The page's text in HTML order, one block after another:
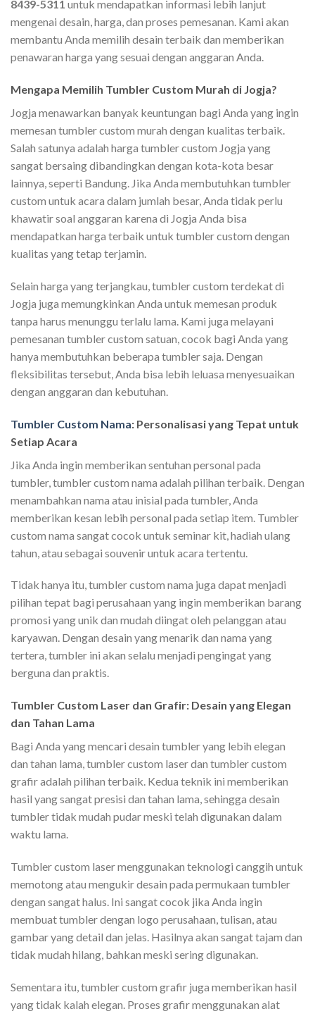
8439-5311 untuk mendapatkan informasi lebih lanjut
mengenai desain, harga, dan proses pemesanan. Kami akan
membantu Anda memilih desain terbaik dan memberikan
penawaran harga yang sesuai dengan anggaran Anda.
Mengapa Memilih Tumbler Custom Murah di Jogja?
Jogja menawarkan banyak keuntungan bagi Anda yang ingin
memesan tumbler custom murah dengan kualitas terbaik.
Salah satunya adalah harga tumbler custom Jogja yang
sangat bersaing dibandingkan dengan kota-kota besar
lainnya, seperti Bandung. Jika Anda membutuhkan tumbler
custom untuk acara dalam jumlah besar, Anda tidak perlu
khawatir soal anggaran karena di Jogja Anda bisa
mendapatkan harga terbaik untuk tumbler custom dengan
kualitas yang tetap terjamin.
Selain harga yang terjangkau, tumbler custom terdekat di
Jogja juga memungkinkan Anda untuk memesan produk
tanpa harus menunggu terlalu lama. Kami juga melayani
pemesanan tumbler custom satuan, cocok bagi Anda yang
hanya membutuhkan beberapa tumbler saja. Dengan
fleksibilitas tersebut, Anda bisa lebih leluasa menyesuaikan
dengan anggaran dan kebutuhan.
Tumbler Custom Nama: Personalisasi yang Tepat untuk
Setiap Acara
Jika Anda ingin memberikan sentuhan personal pada
tumbler, tumbler custom nama adalah pilihan terbaik. Dengan
menambahkan nama atau inisial pada tumbler, Anda
memberikan kesan lebih personal pada setiap item. Tumbler
custom nama sangat cocok untuk seminar kit, hadiah ulang
tahun, atau sebagai souvenir untuk acara tertentu.
Tidak hanya itu, tumbler custom nama juga dapat menjadi
pilihan tepat bagi perusahaan yang ingin memberikan barang
promosi yang unik dan mudah diingat oleh pelanggan atau
karyawan. Dengan desain yang menarik dan nama yang
tertera, tumbler ini akan selalu menjadi pengingat yang
berguna dan praktis.
Tumbler Custom Laser dan Grafir: Desain yang Elegan
dan Tahan Lama
Bagi Anda yang mencari desain tumbler yang lebih elegan
dan tahan lama, tumbler custom laser dan tumbler custom
grafir adalah pilihan terbaik. Kedua teknik ini memberikan
hasil yang sangat presisi dan tahan lama, sehingga desain
tumbler tidak mudah pudar meski telah digunakan dalam
waktu lama.
Tumbler custom laser menggunakan teknologi canggih untuk
memotong atau mengukir desain pada permukaan tumbler
dengan sangat halus. Ini sangat cocok jika Anda ingin
membuat tumbler dengan logo perusahaan, tulisan, atau
gambar yang detail dan jelas. Hasilnya akan sangat tajam dan
tidak mudah hilang, bahkan meski sering digunakan.
Sementara itu, tumbler custom grafir juga memberikan hasil
yang tidak kalah elegan. Proses grafir menggunakan alat